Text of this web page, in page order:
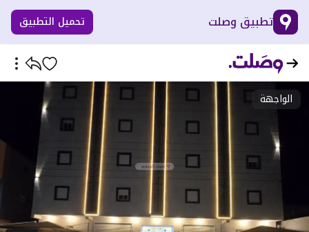
تطبيق وصلت تحميل التطبيق
الواجهة